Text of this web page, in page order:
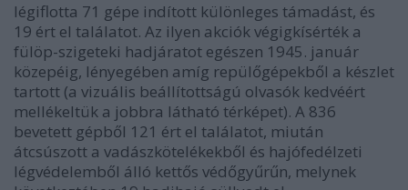
légiflotta 71 gépe indított különleges támadást, és
19 ért el találatot. Az ilyen akciók végigkísérték a
fülöp-szigeteki hadjáratot egészen 1945. január
közepéig, lényegében amíg repülőgépekből a készlet
tartott (a vizuális beállítottságú olvasók kedvéért
mellékeltük a jobbra látható térképet). A 836
bevetett gépből 121 ért el találatot, miután
átcsúszott a vadászkötelékekből és hajófedélzeti
légvédelemből álló kettős védőgyűrűn, melynek